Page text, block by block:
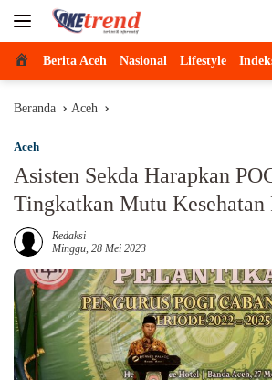
Beranda
Berita Aceh Nasional Lifestyle
Beranda Aceh
Aceh
Asisten Sekda Harapkan
Tingkatkan Mutu Kesehatan
Redaksi
Minggu, 28 Mei 2023